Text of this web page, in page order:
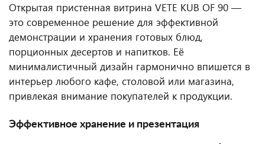
Открытая пристенная витрина VETE KUB OF 90 —
это современное решение для эффективной
демонстрации и хранения готовых блюд,
порционных десертов и напитков. Её
минималистичный дизайн гармонично впишется в
интерьер любого кафе, столовой или магазина,
привлекая внимание покупателей к продукции.
Эффективное хранение и презентация